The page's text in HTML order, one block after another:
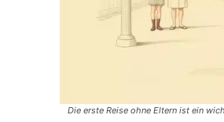
Die erste Reise ohne Eltern ist ein